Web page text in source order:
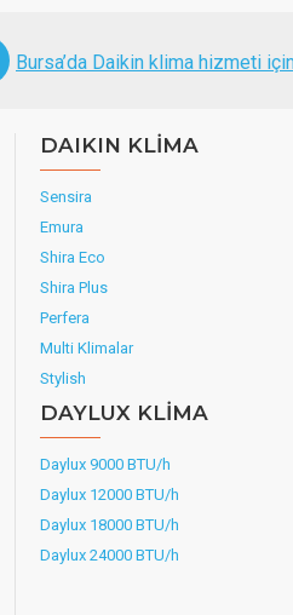
Bursa’da Daikin klima hizmeti
DAIKIN KLİMA
Sensira
Emura
Shira Eco
Shira Plus
Perfera
Multi Klimalar
Stylish
DAYLUX KLİMA
Daylux 9000 BTU/h
Daylux 12000 BTU/h
Daylux 18000 BTU/h
Daylux 24000 BTU/h